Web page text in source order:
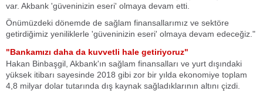
var. Akbank 'güveninizin eseri' olmaya devam etti.
Önümüzdeki dönemde de sağlam finansallarımız ve sektöre
getirdiğimiz yeniliklerle 'güveninizin eseri' olmaya devam edeceğiz."
"Bankamızı daha da kuvvetli hale getiriyoruz"
Hakan Binbaşgil, Akbank'ın sağlam finansalları ve yurt dışındaki
yüksek itibarı sayesinde 2018 gibi zor bir yılda ekonomiye toplam
4,8 milyar dolar tutarında dış kaynak sağladıklarının altını çizdi.